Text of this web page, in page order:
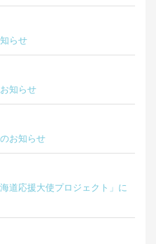
らせ
知らせ
お知らせ
道応援大使プロジェクト」に